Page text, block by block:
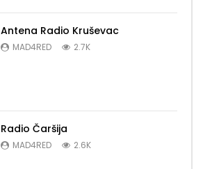
Antena Radio Kruševac
MAD4RED 2.7K
Radio Čaršija
MAD4RED 2.6K